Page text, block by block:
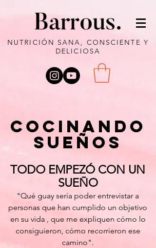
NUTRICIÓN SANA, CONSCIENTE Y
DELICIOSA
cocinando
sueños
TODO EMPEZÓ CON UN
SUEÑO
"Qué guay sería poder entrevistar a
personas que han cumplido un objetivo
en su vida , que me expliquen cómo lo
consiguieron, cómo recorrieron ese
camino".